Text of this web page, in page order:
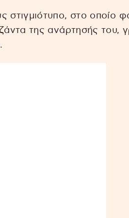
στιγμιότυπο, στο οποίο
της ανάρτησής του,
.